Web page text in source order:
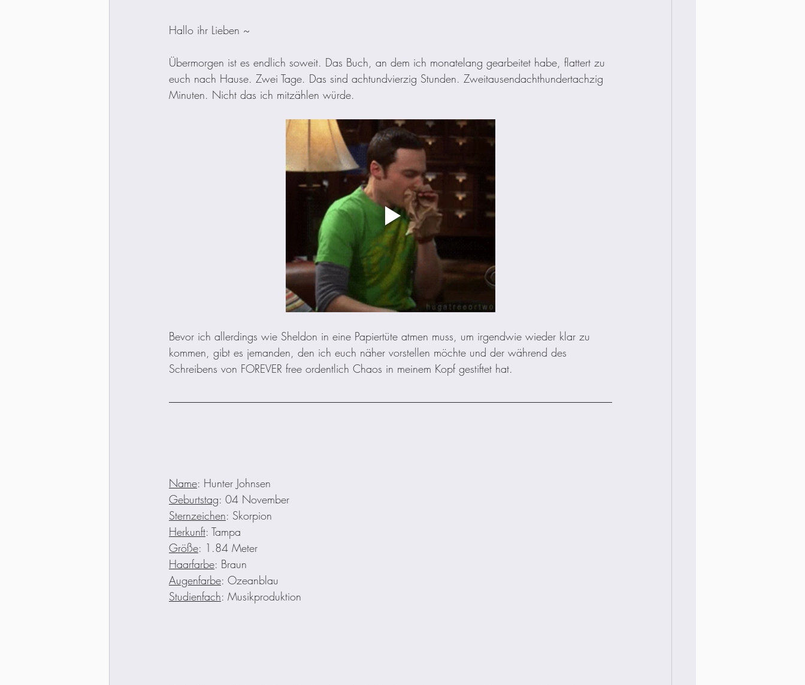
Hallo ihr Lieben ~
Übermorgen ist es endlich soweit. Das Buch, an dem ich monatelang gearbeitet habe, flattert zu
euch nach Hause. Zwei Tage. Das sind achtundvierzig Stunden. Zweitausendachthundertachzig
Minuten. Nicht das ich mitzählen würde.
Bevor ich allerdings wie Sheldon in eine Papiertüte atmen muss, um irgendwie wieder klar zu
kommen, gibt es jemanden, den ich euch näher vorstellen möchte und der während des
Schreibens von FOREVER free ordentlich Chaos in meinem Kopf gestiftet hat.
Name: Hunter Johnsen
Geburtstag: 04 November
Sternzeichen: Skorpion
Herkunft: Tampa
Größe: 1.84 Meter
Haarfarbe: Braun
Augenfarbe: Ozeanblau
Studienfach: Musikproduktion